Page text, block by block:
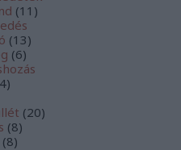
(11 )
(13)
(6)
)
(20)
(8)
(8)